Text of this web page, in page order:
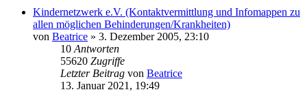
Kindernetzwerk e.V. (Kontaktvermittlung und Infomappen zu
allen möglichen Behinderungen/Krankheiten)
von Beatrice » 3. Dezember 2005, 23:10
10 Antworten
55620 Zugriffe
Letzter Beitrag von Beatrice
13. Januar 2021, 19:49